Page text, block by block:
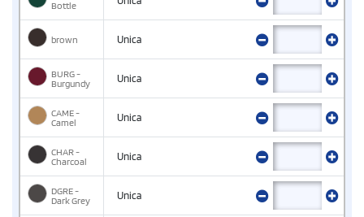
Bottle
brown Unica
BURG -
Burgundy
Unica
CAME -
Camel
Unica
CHAR -
Charcoal
Unica
DGRE -
Dark Grey
Unica